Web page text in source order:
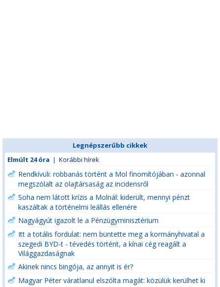
Legnépszerűbb cikkek
Elmúlt 24 óra | Korábbi hírek
Rendkívüli: robbanás történt a Mol finomítójában - azonnal
megszólalt az olajtársaság az incidensről
Soha nem látott krízis a Molnál: kiderült, mennyi pénzt
kaszáltak a történelmi leállás ellenére
Nagyágyút igazolt le a Pénzügyminisztérium
Itt a totális fordulat: nem büntette meg a kormányhivatal a
szegedi BYD-t - tévedés történt, a kínai cég reagált a
Világgazdaságnak
Akinek nincs bingója, az annyit is ér?
Magyar Péter váratlanul elszólta magát: közülük kerülhet ki